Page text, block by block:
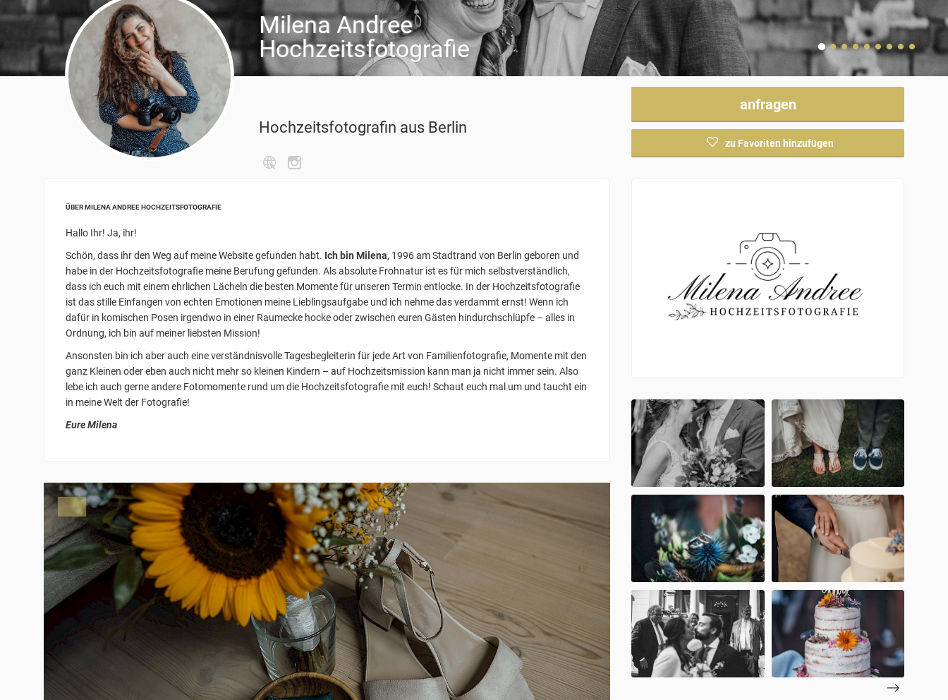
Milena Andree
Hochzeitsfotografie
Hochzeitsfotografin aus Berlin
anfragen
zu Favoriten hinzufügen
ÜBER MILENA ANDREE HOCHZEITSFOTOGRAFIE
Hallo Ihr! Ja, ihr!
Schön, dass ihr den Weg auf meine Website gefunden habt. Ich bin Milena, 1996 am Stadtrand von Berlin geboren und
habe in der Hochzeitsfotografie meine Berufung gefunden. Als absolute Frohnatur ist es für mich selbstverständlich,
dass ich euch mit einem ehrlichen Lächeln die besten Momente für unseren Termin entlocke. In der Hochzeitsfotografie
ist das stille Einfangen von echten Emotionen meine Lieblingsaufgabe und ich nehme das verdammt ernst! Wenn ich
dafür in komischen Posen irgendwo in einer Raumecke hocke oder zwischen euren Gästen hindurchschlüpfe – alles in
Ordnung, ich bin auf meiner liebsten Mission!
Ansonsten bin ich aber auch eine verständnisvolle Tagesbegleiterin für jede Art von Familienfotografie, Momente mit den
ganz Kleinen oder eben auch nicht mehr so kleinen Kindern – auf Hochzeitsmission kann man ja nicht immer sein. Also
lebe ich auch gerne andere Fotomomente rund um die Hochzeitsfotografie mit euch! Schaut euch mal um und taucht ein
in meine Welt der Fotografie!
Eure Milena